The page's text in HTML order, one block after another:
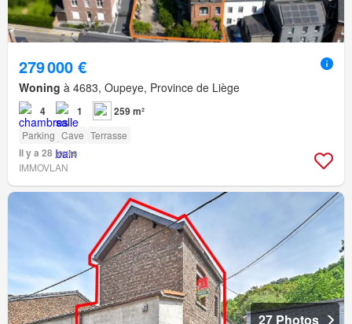
279 000 €
Woning à 4683, Oupeye, Province de Liège
4 1 259 m²
Parking Cave Terrasse
Il y a 28 jours
IMMOVLAN
27 Photos